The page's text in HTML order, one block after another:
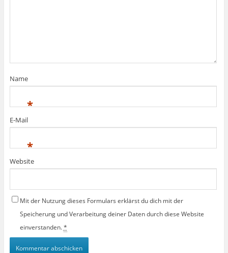
Name
*
E-Mail
*
Website
Mit der Nutzung dieses Formulars erklärst du dich mit der
Speicherung und Verarbeitung deiner Daten durch diese Website
einverstanden.*